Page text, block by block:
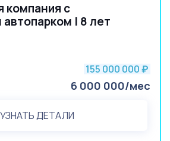
компания с
| 8 лет
155 000 000 ₽
6 000 000/мес
УЗНАТЬ ДЕТАЛИ